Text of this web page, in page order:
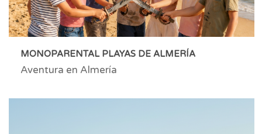
MONOPARENTAL PLAYAS DE ALMERÍA
Aventura en Almería